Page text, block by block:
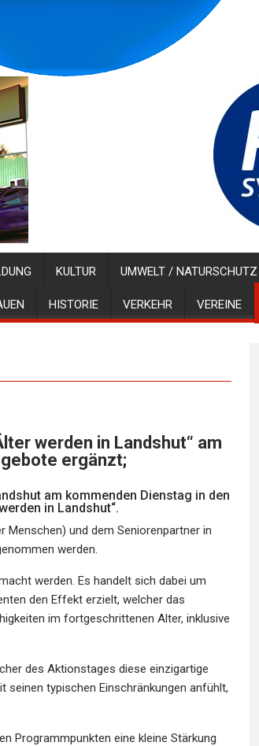
KULTUR UMWELT / NATURSCHUTZ
HISTORIE VERKEHR VEREINE
werden in Landshut“ am
ergänzt;
am kommenden Dienstag in den
in Landshut“.
Menschen) und dem Seniorenpartner in
werden.
werden. Es handelt sich dabei um
den Effekt erzielt, welcher das
im fortgeschrittenen Alter, inklusive
des Aktionstages diese einzigartige
seinen typischen Einschränkungen anfühlt,
Programmpunkten eine kleine Stärkung